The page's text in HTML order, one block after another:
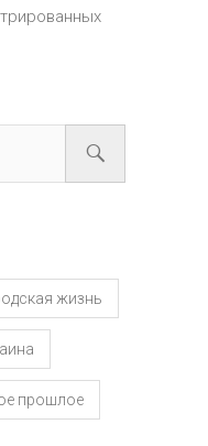
жизнь
прошлое